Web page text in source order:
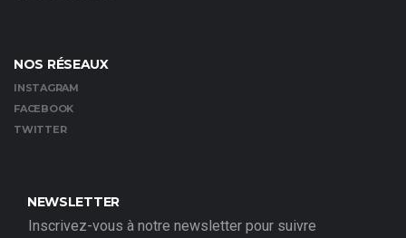
NOS RÉSEAUX
INSTAGRAM
FACEBOOK
TWITTER
NEWSLETTER
Inscrivez-vous à notre newsletter pour suivre